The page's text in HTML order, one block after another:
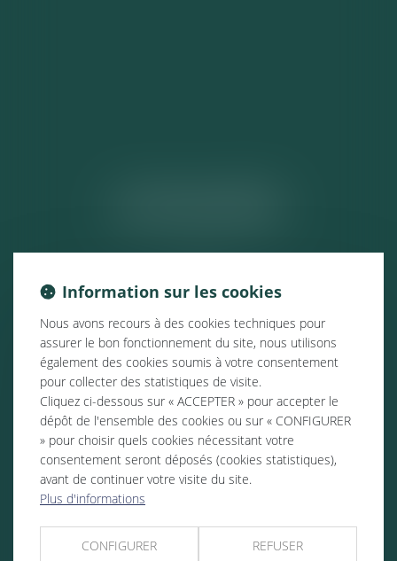
Information sur les cookies
Nous avons recours à des cookies techniques pour
assurer le bon fonctionnement du site, nous utilisons
également des cookies soumis à votre consentement
pour collecter des statistiques de visite.
Cliquez ci-dessous sur « ACCEPTER » pour accepter le
dépôt de l'ensemble des cookies ou sur « CONFIGURER
» pour choisir quels cookies nécessitant votre
consentement seront déposés (cookies statistiques),
avant de continuer votre visite du site.
Plus d'informations
CONFIGURER REFUSER